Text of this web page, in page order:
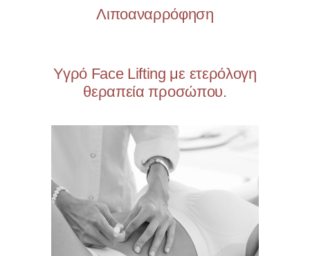
Λιποαναρρόφηση
Υγρό Face Lifting με ετερόλογη
θεραπεία προσώπου.